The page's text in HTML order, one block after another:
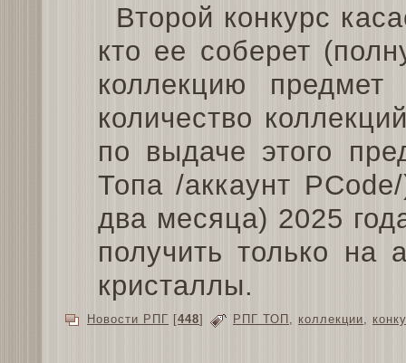
Второй конкурс
кто ее соберет
коллекцию предмет
количество
по выдаче этого
Топа /аккаунт
два месяца) 2025
получить только на
кристаллы.
Новости РПГ [448] РПГ ТОП коллекции